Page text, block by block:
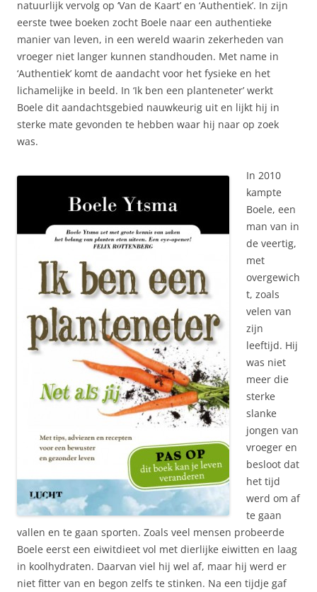
natuurlijk vervolg op ‘Van de Kaart’ en ‘Authentiek’. In zijn
eerste twee boeken zocht Boele naar een authentieke
manier van leven, in een wereld waarin zekerheden van
vroeger niet langer kunnen standhouden. Met name in
‘Authentiek’ komt de aandacht voor het fysieke en het
lichamelijke in beeld. In ‘Ik ben een planteneter’ werkt
Boele dit aandachtsgebied nauwkeurig uit en lijkt hij in
sterke mate gevonden te hebben waar hij naar op zoek
was.
In 2010
kampte
Boele, een
man van in
de veertig,
met
overgewich
t, zoals
velen van
zijn
leeftijd. Hij
was niet
meer die
sterke
slanke
jongen van
vroeger en
besloot dat
het tijd
werd om af
te gaan
vallen en te gaan sporten. Zoals veel mensen probeerde
Boele eerst een eiwitdieet vol met dierlijke eiwitten en laag
in koolhydraten. Daarvan viel hij wel af, maar hij werd er
niet fitter van en begon zelfs te stinken. Na een tijdje gaf